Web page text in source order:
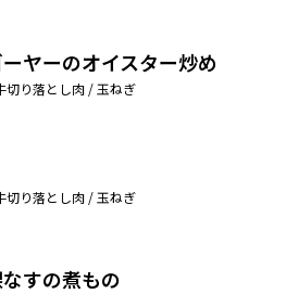
ヤーのオイスター炒め
切り落とし肉 / 玉ねぎ
切り落とし肉 / 玉ねぎ
すの煮もの